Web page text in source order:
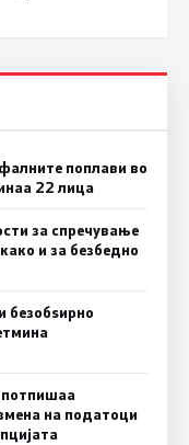
поплави во
22 лица
за спречување
и за безбедно
безобѕирно
потпишаа
на податоци